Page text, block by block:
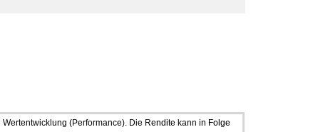
(Performance). Die Rendite kann in Folge